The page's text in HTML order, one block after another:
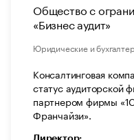
Общество с
«Бизнес аудит»
Юридические и
Консалтинговая
статус аудиторской
партнером фирмы
Франчайзи».
Директор: